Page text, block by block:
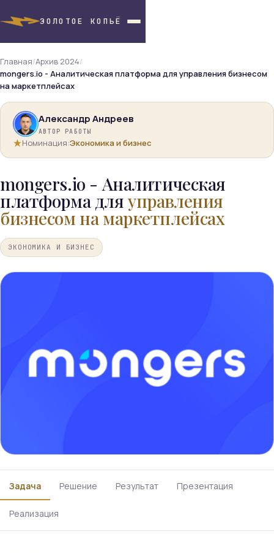
ЗОЛОТОЕ КОПЬЁ
Главная/Архив 2024/
mongers.io - Аналитическая платформа для управления бизнесом
на маркетплейсах
Александр Андреев
АВТОР РАБОТЫ
Номинация:Экономика и бизнес
mongers.io - Аналитическая
платформа дляуправления
бизнесом на маркетплейсах
ЭКОНОМИКА И БИЗНЕС
Задача Решение Результат Презентация
Реализация